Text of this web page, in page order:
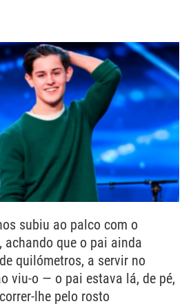
subiu ao palco com o
achando que o pai ainda
quilómetros, a servir no
viu-o — o pai estava lá, de pé,
lhe pelo rosto